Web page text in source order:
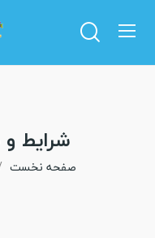
شرایط
صفحه نخست